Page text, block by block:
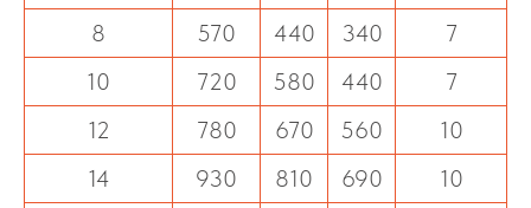
8
570 440 340
7
10
720 580 440
7
12
780 670 560
10
14
930 810 690
10